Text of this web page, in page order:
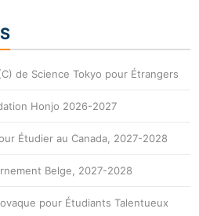
de Science Tokyo pour Étrangers
Honjo 2026-2027
Étudier au Canada, 2027-2028
Belge, 2027-2028
pour Étudiants Talentueux